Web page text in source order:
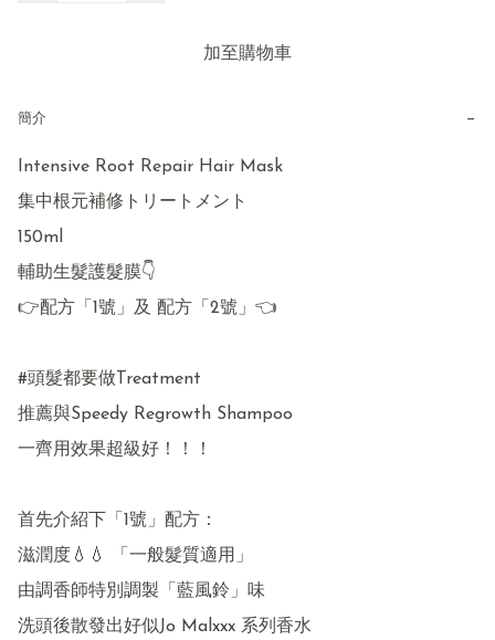
加至購物車
簡介 −
Intensive Root Repair Hair Mask
集中根元補修トリートメント
150ml
輔助生髮護髮膜👇
👉配方「1號」及 配方「2號」👈
#頭髮都要做Treatment
推薦與Speedy Regrowth Shampoo
一齊用效果超級好！！！
首先介紹下「1號」配方：
滋潤度💧💧 「一般髮質適用」
由調香師特別調製「藍風鈴」味
洗頭後散發出好似Jo Malxxx 系列香水